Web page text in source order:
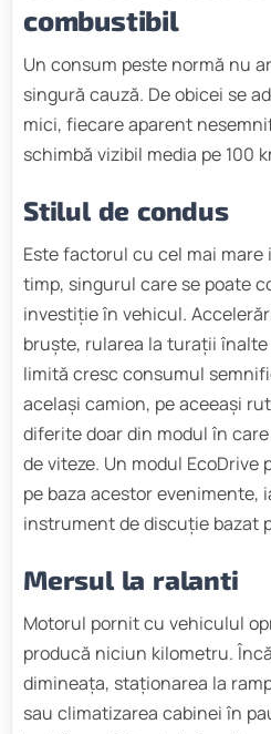
combustibil
Un consum peste normă nu
singură cauză. De obicei se
mici, fiecare aparent
schimbă vizibil media pe 100
Stilul de condus
Este factorul cu cel mai mare
timp, singurul care se poate
investiție în vehicul.
bruște, rularea la turații
limită cresc consumul
același camion, pe aceeași
diferite doar din modul în
de viteze. Un modul
pe baza acestor evenimente,
instrument de discuție bazat
Mersul la ralanti
Motorul pornit cu vehiculul
producă niciun kilometru.
dimineața, staționarea la
sau climatizarea cabinei în